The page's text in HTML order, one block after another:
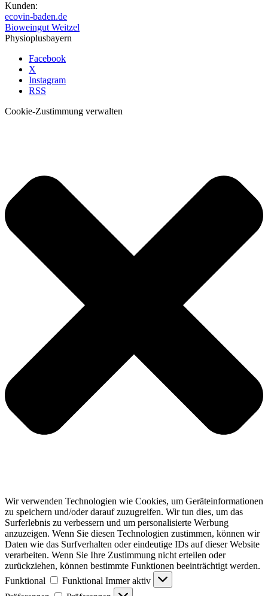
Kunden:
ecovin-baden.de
Bioweingut Weitzel
Physioplusbayern
Facebook
X
Instagram
RSS
Cookie-Zustimmung verwalten
Wir verwenden Technologien wie Cookies, um Geräteinformationen
zu speichern und/oder darauf zuzugreifen. Wir tun dies, um das
Surferlebnis zu verbessern und um personalisierte Werbung
anzuzeigen. Wenn Sie diesen Technologien zustimmen, können wir
Daten wie das Surfverhalten oder eindeutige IDs auf dieser Website
verarbeiten. Wenn Sie Ihre Zustimmung nicht erteilen oder
zurückziehen, können bestimmte Funktionen beeinträchtigt werden.
Funktional
Funktional Immer aktiv